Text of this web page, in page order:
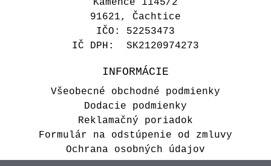
Kamence 1145/2
91621, Čachtice
IČO: 52253473
IČ DPH: SK2120974273
INFORMÁCIE
Všeobecné obchodné podmienky
Dodacie podmienky
Reklamačný poriadok
Formulár na odstúpenie od zmluvy
Ochrana osobných údajov